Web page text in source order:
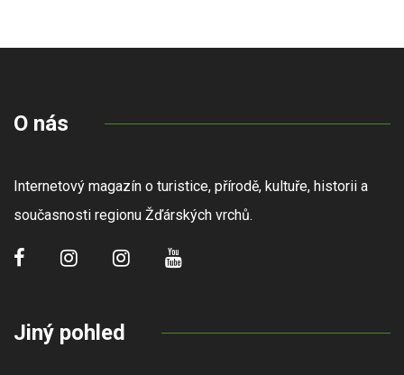
O nás
Internetový magazín o turistice, přírodě, kultuře, historii a
současnosti regionu Žďárských vrchů.
Jiný pohled